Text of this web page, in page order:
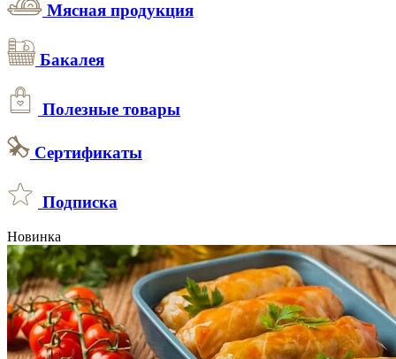
Мясная продукция
Бакалея
Полезные товары
Сертификаты
Подписка
Новинка